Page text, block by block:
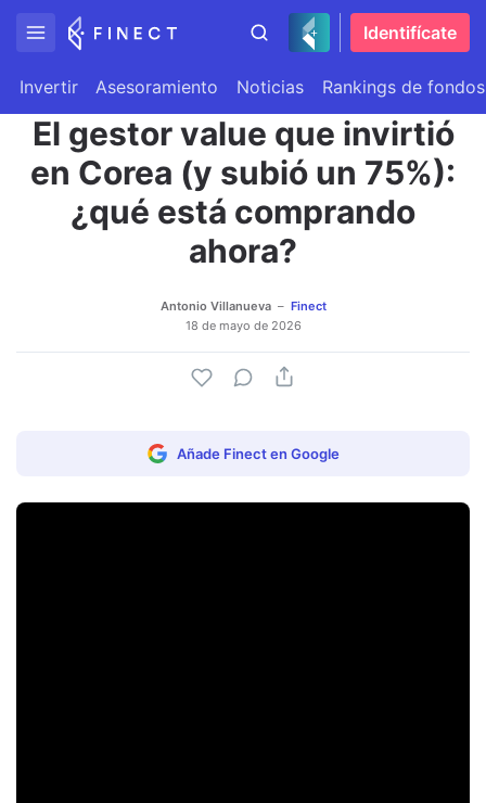
Identifícate
Invertir Asesoramiento Noticias Rankings de fondos
El gestor value que invirtió
en Corea (y subió un 75%):
¿qué está comprando
ahora?
Antonio Villanueva
Finect
18 de mayo de 2026
Añade Finect en Google